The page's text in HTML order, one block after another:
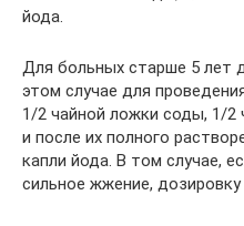
йода.
Для больных старше 5 лет
этом случае для
1/2 чайной ложки соды, 1/
и после их полного
капли йода. В том случае,
сильное жжение,